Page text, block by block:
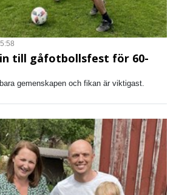
till gåfotbollsfest för 60-
gemenskapen och fikan är viktigast.